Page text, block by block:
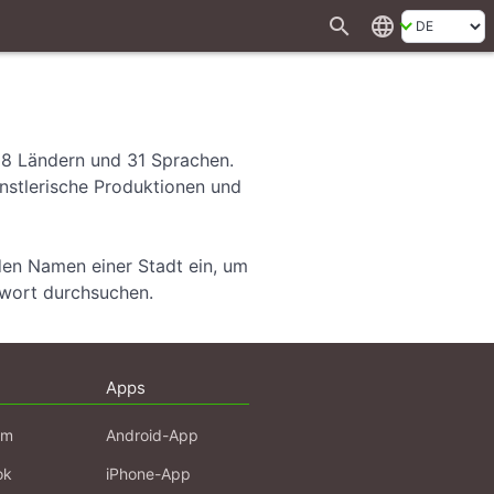
search language
Ländern und 31 Sprachen.
Produktionen und
Namen einer Stadt ein, um
durchsuchen.
Apps
Android-App
iPhone-App